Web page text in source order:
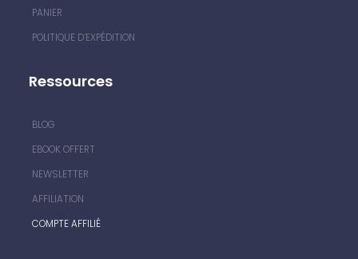
PANIER
POLITIQUE D’EXPÉDITION
Ressources
BLOG
EBOOK OFFERT
NEWSLETTER
AFFILIATION
COMPTE AFFILIÉ